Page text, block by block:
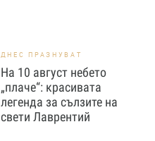
ДНЕС ПРАЗНУВАТ
На 10 август небето
„плаче“: красивата
легенда за сълзите на
свети Лаврентий